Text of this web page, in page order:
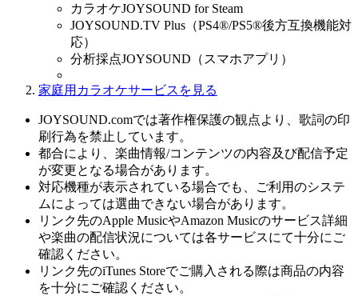
カラオケJOYSOUND for Steam
JOYSOUND.TV Plus（PS4®/PS5®後方互換機能対
応）
分析採点JOYSOUND（スマホアプリ）
家庭用カラオケサービスを見る
JOYSOUND.comでは著作権保護の観点より、歌詞の印
刷行為を禁止しています。
都合により、楽曲情報/コンテンツの内容及び配信予定
が変更となる場合があります。
対応機種が表示されている場合でも、ご利用のシステ
ムによっては選曲できない場合があります。
リンク先のApple MusicやAmazon Musicのサービス詳細
や楽曲の配信状況については各サービスにて十分にご
確認ください。
リンク先のiTunes Storeでご購入される際は商品の内容
を十分にご確認ください。